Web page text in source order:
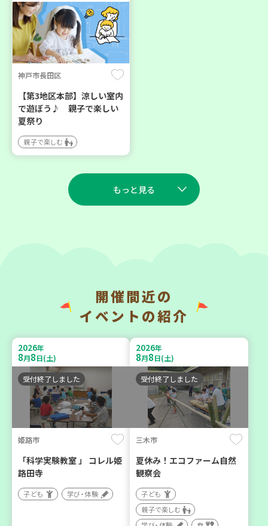
神戸市長田区
【第3地区本部】涼しい室内
で遊ぼう♪ 親子で楽しい
夏祭り
親子で楽しむ
もっと見る
神戸市兵庫区
地域で暮らしたい 「コープ
くらしの助け合いの会」
（会場：兵庫）
ボランティア
神戸市兵庫区
BOSAI(ぼうさい)教室～か
ぞくで楽しくまなぼうさい
～
学び・体験
平和・防災
2026年
10 日(木)
2026年
9 11
開催間近の
イベントの紹介
2026年
8月8日(土)
受付終了しました
姫路市
「科学実験教室 」 コレル姫
路田寺
子ども 学び・体験
2026年
8月8日(土)
受付終了しました
三木市
夏休み！エコファーム自然
観察会
子ども
親子で楽しむ